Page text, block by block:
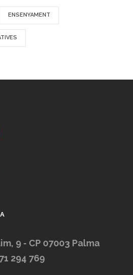
ENSENYAMENT
9 - CP 07003 Palma
294 769